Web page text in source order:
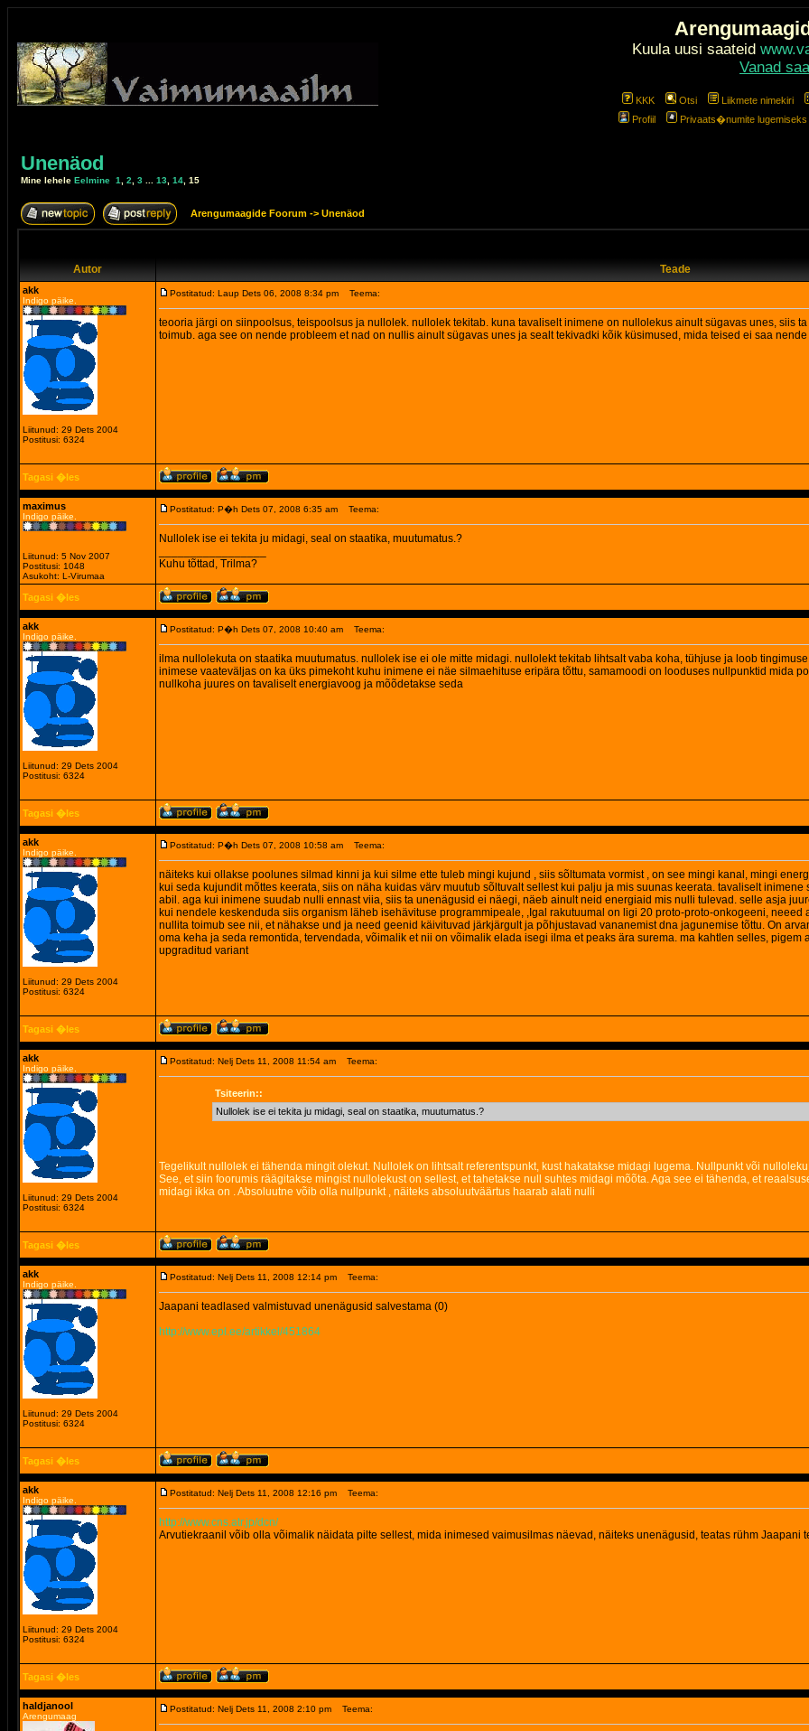
Kuula uusi saateid
Vanad
KKK Otsi Liikmete nimekiri
Profiil
Privaats�numite lugemiseks
Unenäod
Mine lehele Eelmine 1 2 3 13 14 15
Arengumaagide Foorum -> Unenäod
Autor Teade
akk
Indigo päike.
Liitunud: 29 Dets 2004
Postitusi: 6324
Postitatud: Laup Dets 06, 2008 8:34 pm Teema:
teooria järgi on siinpoolsus, teispoolsus ja nullolek. nullolek tekitab. kuna tavaliselt inimene on nullolekus ainult sügavas unes, siis
toimub. aga see on nende probleem et nad on nullis ainult sügavas unes ja sealt tekivadki kõik küsimused, mida teised ei saa
Tagasi �les
maximus
Indigo päike.
Liitunud: 5 Nov 2007
Postitusi: 1048
Asukoht: L-Virumaa
Postitatud: P�h Dets 07, 2008 6:35 am Teema:
Nullolek ise ei tekita ju midagi, seal on staatika, muutumatus.?
Kuhu tõttad, Trilma?
Tagasi �les
akk
Indigo päike.
Liitunud: 29 Dets 2004
Postitusi: 6324
Postitatud: P�h Dets 07, 2008 10:40 am Teema:
ilma nullolekuta on staatika muutumatus. nullolek ise ei ole mitte midagi. nullolekt tekitab lihtsalt vaba koha, tühjuse ja loob
inimese vaateväljas on ka üks pimekoht kuhu inimene ei näe silmaehituse eripära tõttu, samamoodi on looduses nullpunktid mida
nullkoha juures on tavaliselt energiavoog ja mõõdetakse seda
Tagasi �les
akk
Indigo päike.
Liitunud: 29 Dets 2004
Postitusi: 6324
Postitatud: P�h Dets 07, 2008 10:58 am Teema:
näiteks kui ollakse poolunes silmad kinni ja kui silme ette tuleb mingi kujund , siis sõltumata vormist , on see mingi kanal, mingi
kui seda kujundit mõttes keerata, siis on näha kuidas värv muutub sõltuvalt sellest kui palju ja mis suunas keerata. tavaliselt
abil. aga kui inimene suudab nulli ennast viia, siis ta unenägusid ei näegi, näeb ainult neid energiaid mis nulli tulevad. selle asja
kui nendele keskenduda siis organism läheb isehävituse programmipeale, ,Igal rakutuumal on ligi 20 proto-proto-onkogeeni,
nullita toimub see nii, et nähakse und ja need geenid käivituvad järkjärgult ja põhjustavad vananemist dna jagunemise tõttu. On
oma keha ja seda remontida, tervendada, võimalik et nii on võimalik elada isegi ilma et peaks ära surema. ma kahtlen selles,
upgraditud variant
Tagasi �les
akk
Indigo päike.
Liitunud: 29 Dets 2004
Postitusi: 6324
Postitatud: Nelj Dets 11, 2008 11:54 am Teema:
Tsiteerin::
Nullolek ise ei tekita ju midagi, seal on staatika, muutumatus.?
Tegelikult nullolek ei tähenda mingit olekut. Nullolek on lihtsalt referentspunkt, kust hakatakse midagi lugema. Nullpunkt või
See, et siin foorumis räägitakse mingist nullolekust on sellest, et tahetakse null suhtes midagi mõõta. Aga see ei tähenda, et
midagi ikka on . Absoluutne võib olla nullpunkt , näiteks absoluutväärtus haarab alati nulli
Tagasi �les
akk
Indigo päike.
Liitunud: 29 Dets 2004
Postitusi: 6324
Postitatud: Nelj Dets 11, 2008 12:14 pm Teema:
Jaapani teadlased valmistuvad unenägusid salvestama (0)
http://www.epl.ee/artikkel/451864
Tagasi �les
akk
Indigo päike.
Liitunud: 29 Dets 2004
Postitusi: 6324
Postitatud: Nelj Dets 11, 2008 12:16 pm Teema:
http://www.cns.atr.jp/dcn/
Arvutiekraanil võib olla võimalik näidata pilte sellest, mida inimesed vaimusilmas näevad, näiteks unenägusid, teatas rühm Jaapani
Tagasi �les
haldjanool
Arengumaag
Postitatud: Nelj Dets 11, 2008 2:10 pm Teema: